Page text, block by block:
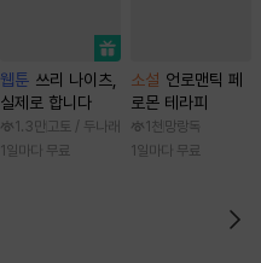
웹툰 쓰리 나이츠,
실제로 합니다
1.3만 고토 / 두나래
1일마다 무료
소설 언로맨틱 페
로몬 테라피
1천 망랑독
1일마다 무료